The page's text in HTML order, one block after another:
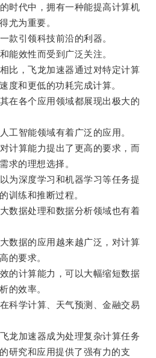
代中，拥有一种能提高计算机
尤为重要。
引领科技前沿的利器。
效性而受到广泛关注。
，飞龙加速器通过对特定计算
度和更低的功耗完成计算。
各个应用领域都展现出极大的
智能领域有着广泛的应用。
算能力提出了更高的要求，而
求的理想选择。
深度学习和机器学习等任务提
训练和推断过程。
据处理和数据分析领域也有着
据的应用越来越广泛，对计算
的要求。
计算能力，可以大幅缩短数据
的效率。
学计算、天气预测、金融交易
加速器成为处理复杂计算任务
研究和应用提供了强有力的支